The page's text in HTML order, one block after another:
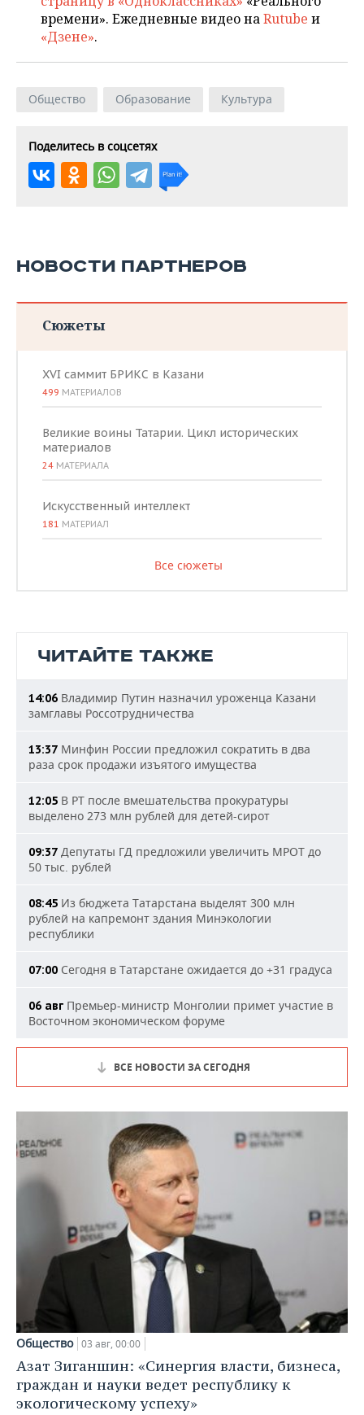
времени». Ежедневные видео наRutube и
«Дзене».
Общество Образование Культура
Поделитесь в соцсетях
НОВОСТИ ПАРТНЕРОВ
Сюжеты
XVI саммит БРИКС в Казани
499 МАТЕРИАЛОВ
Великие воины Татарии. Цикл исторических
материалов
24 МАТЕРИАЛА
Искусственный интеллект
181 МАТЕРИАЛ
Все сюжеты
ЧИТАЙТЕ ТАКЖЕ
14:06 Владимир Путин назначил уроженца Казани
замглавы Россотрудничества
13:37 Минфин России предложил сократить в два
раза срок продажи изъятого имущества
12:05 В РТ после вмешательства прокуратуры
выделено 273 млн рублей для детей-сирот
09:37 Депутаты ГД предложили увеличить МРОТ до
50 тыс. рублей
08:45 Из бюджета Татарстана выделят 300 млн
рублей на капремонт здания Минэкологии
республики
07:00 Сегодня в Татарстане ожидается до +31 градуса
06 авг Премьер-министр Монголии примет участие в
Восточном экономическом форуме
ВСЕ НОВОСТИ ЗА СЕГОДНЯ
Общество 03 авг, 00:00
Азат Зиганшин: «Синергия власти, бизнеса,
граждан и науки ведет республику к
экологическому успеху»